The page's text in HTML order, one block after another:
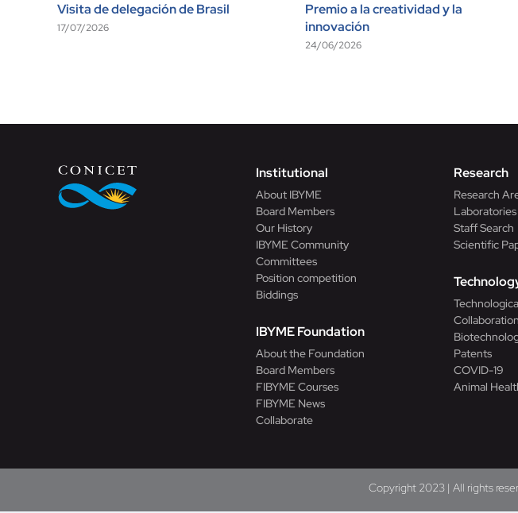
Visita de delegación de Brasil
17/07/2026
Premio a la creatividad y la
innovación
24/06/2026
Institutional
About IBYME
Board Members
Our History
IBYME Community
Committees
Position competition
Biddings
IBYME Foundation
About the Foundation
Board Members
FIBYME Courses
FIBYME News
Collaborate
Research
Research
Laboratories
Staff Search
Scientific
Patents
COVID-19
Animal
Copyright 2023 | All rights